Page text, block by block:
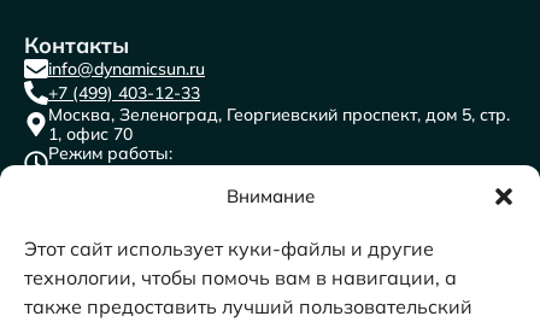
Внимание
Этот сайт использует куки-файлы и другие
технологии, чтобы помочь вам в навигации, а
также предоставить лучший пользовательский
Контакты
info@dynamicsun.ru
+7 (499) 403-12-33
Москва, Зеленоград, Георгиевский проспект, дом 5, стр.
1, офис 70
Режим работы:
пн-пт с 9:00 до 18:00
ОКВЭД 62.0 Разработка компьютерного программного
обеспечения, консультационные услуги в данной области и
другие сопутствующие услуги​